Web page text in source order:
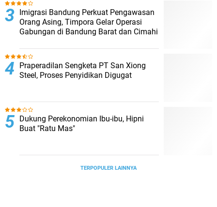
Imigrasi Bandung Perkuat Pengawasan
Orang Asing, Timpora Gelar Operasi
Gabungan di Bandung Barat dan Cimahi
Praperadilan Sengketa PT San Xiong
Steel, Proses Penyidikan Digugat
Dukung Perekonomian Ibu-ibu, Hipni
Buat "Ratu Mas"
TERPOPULER LAINNYA